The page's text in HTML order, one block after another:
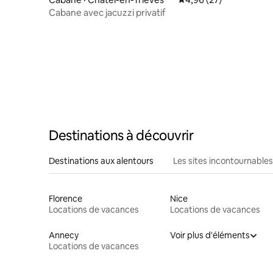
Cabane avec jacuzzi privatif
Destinations à découvrir
Destinations aux alentours Les sites
Florence
Locations de vacances
Nice
Locations de vacances
Annecy
Locations de vacances
Voir plus d'éléments